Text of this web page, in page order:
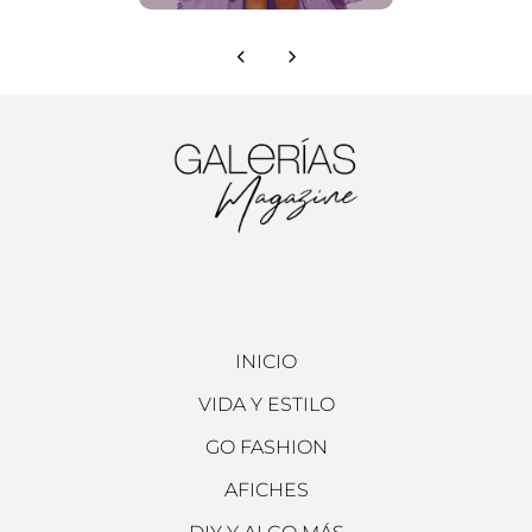
INICIO
VIDA Y ESTILO
GO FASHION
AFICHES